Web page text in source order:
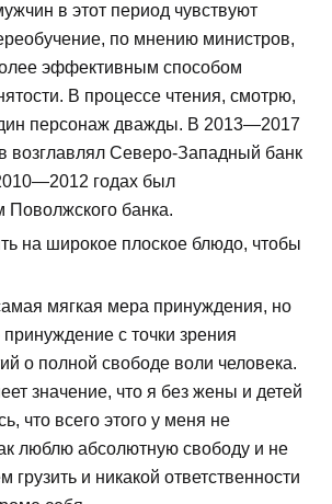
в этот период чувствуют
по мнению министров,
эффективным способом
В процессе чтения, смотрю,
персонаж дважды. В 2013—2017
возглавлял Северо-Западный банк
годах был
Поволжского банка.
на широкое плоское блюдо, чтобы
мягкая мера принуждения, но
с точки зрения
о полной свободе воли человека.
значение, что я без жены и детей
что всего этого у меня не
люблю абсолютную свободу и не
грузить и никакой ответственности